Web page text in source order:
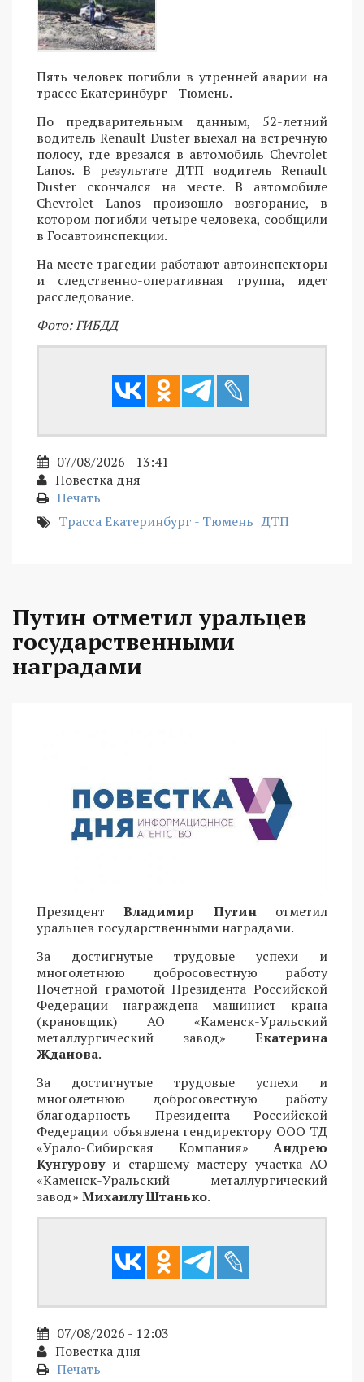
Пять человек погибли в утренней аварии на
трассе Екатеринбург - Тюмень.
По предварительным данным, 52-летний
водитель Renault Duster выехал на встречную
полосу, где врезался в автомобиль Chevrolet
Lanos. В результате ДТП водитель Renault
Duster скончался на месте. В автомобиле
Chevrolet Lanos произошло возгорание, в
котором погибли четыре человека, сообщили
в Госавтоинспекции.
На месте трагедии работают автоинспекторы
и следственно-оперативная группа, идет
расследование.
Фото: ГИБДД
07/08/2026 - 13:41
Повестка дня
Печать
Трасса Екатеринбург - Тюмень ДТП
Путин отметил уральцев
государственными
наградами
ПрезидентВладимир Путин отметил
уральцев государственными наградами.
За достигнутые трудовые успехи и
многолетнюю добросовестную работу
Почетной грамотой Президента Российской
Федерации награждена машинист крана
(крановщик) АО «Каменск-Уральский
металлургический завод» Екатерина
Жданова.
За достигнутые трудовые успехи и
многолетнюю добросовестную работу
благодарность Президента Российской
Федерации объявлена гендиректору ООО ТД
«Урало-Сибирская Компания» Андрею
Кунгуровуи старшему мастеру участка АО
«Каменск-Уральский металлургический
завод» Михаилу Штанько.
07/08/2026 - 12:03
Повестка дня
Печать